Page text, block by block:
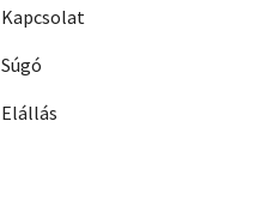
Kapcsolat
Súgó
Elállás